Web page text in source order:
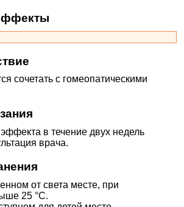
сочетать с гомеопатическими
в течение двух недель
врача.
от света месте, при
25 °C.